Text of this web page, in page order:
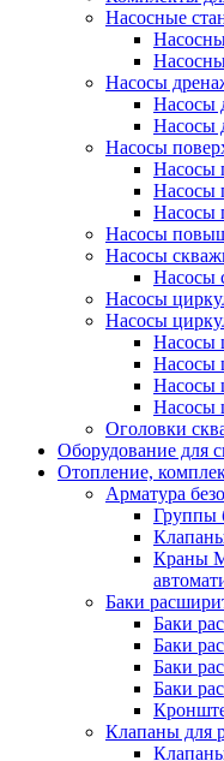
Насосные
Насосы
Насосы
Насосы
Насосы
Насосы
Насосы
Насосы
Насосы
Насосы
Насосы
Насосы
Насосы
Насосы
Насосы
Насосы
Насосы
Оголовки
Оборудование для
Отопление,
Арматура
Группы
Краны
Баки
Баки
Баки
Баки
Баки
Клапаны для